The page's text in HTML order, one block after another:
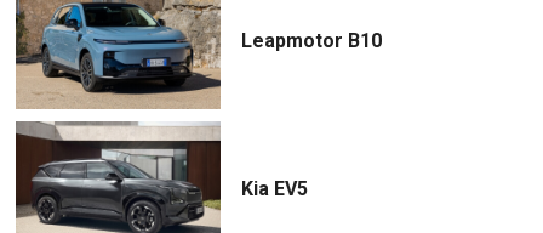
Leapmotor B10
Kia EV5